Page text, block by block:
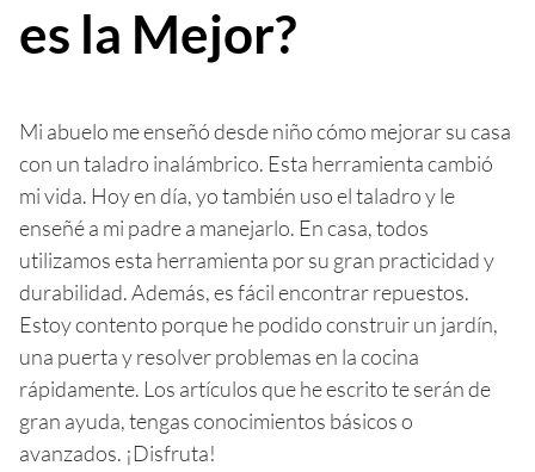
es la Mejor?
Mi abuelo me enseñó desde niño cómo mejorar su casa
con un taladro inalámbrico. Esta herramienta cambió
mi vida. Hoy en día, yo también uso el taladro y le
enseñé a mi padre a manejarlo. En casa, todos
utilizamos esta herramienta por su gran practicidad y
durabilidad. Además, es fácil encontrar repuestos.
Estoy contento porque he podido construir un jardín,
una puerta y resolver problemas en la cocina
rápidamente. Los artículos que he escrito te serán de
gran ayuda, tengas conocimientos básicos o
avanzados. ¡Disfruta!